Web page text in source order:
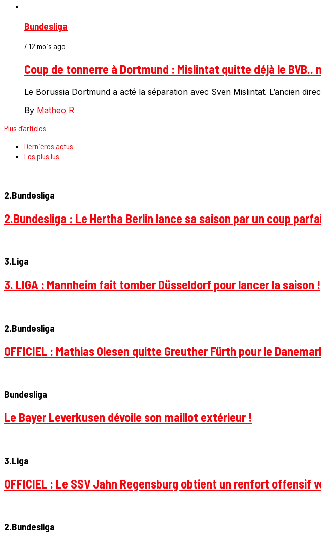
Bundesliga
/ 12 mois ago
Coup de tonnerre à Dortmund : Mislintat quitte déjà le BVB..
Le Borussia Dortmund a acté la séparation avec Sven Mislintat. L’ancien
By Matheo R
Plus d’articles
Dernières actus
Les plus lus
2.Bundesliga
2.Bundesliga : Le Hertha Berlin lance sa saison par un coup
3.Liga
3. LIGA : Mannheim fait tomber Düsseldorf pour lancer la saison !
2.Bundesliga
OFFICIEL : Mathias Olesen quitte Greuther Fürth pour le
Bundesliga
Le Bayer Leverkusen dévoile son maillot extérieur !
3.Liga
OFFICIEL : Le SSV Jahn Regensburg obtient un renfort offensif
2.Bundesliga